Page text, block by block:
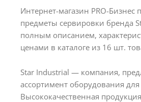
Интернет-магазин PRO-Бизнес
предметы сервировки бренда
полным описанием,
ценами в каталоге из 16 шт.
Star Industrial — компания,
ассортимент оборудования для
Высококачественная